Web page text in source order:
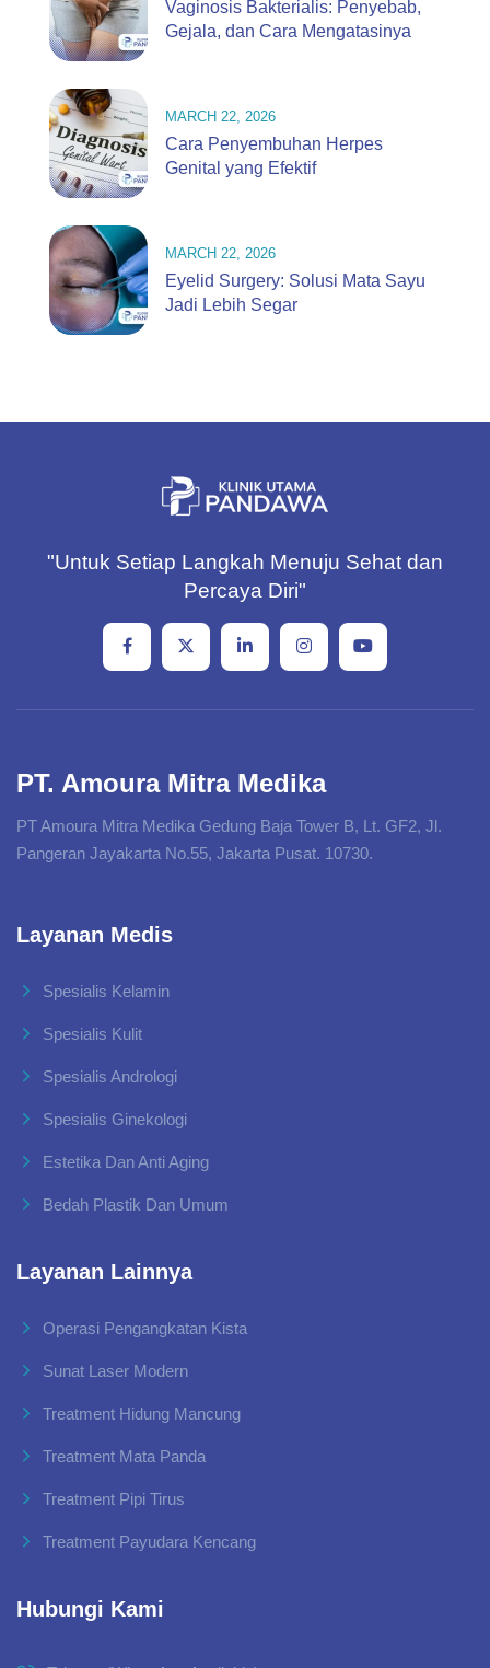
Vaginosis Bakterialis: Penyebab,
Gejala, dan Cara Mengatasinya
MARCH 22, 2026
Cara Penyembuhan Herpes
Genital yang Efektif
MARCH 22, 2026
Eyelid Surgery: Solusi Mata Sayu
Jadi Lebih Segar
"Untuk Setiap Langkah Menuju Sehat dan
Percaya Diri"
PT. Amoura Mitra Medika
PT Amoura Mitra Medika Gedung Baja Tower B, Lt. GF2, Jl.
Pangeran Jayakarta No.55, Jakarta Pusat. 10730.
Layanan Medis
Spesialis Kelamin
Spesialis Kulit
Spesialis Andrologi
Spesialis Ginekologi
Estetika Dan Anti Aging
Bedah Plastik Dan Umum
Layanan Lainnya
Operasi Pengangkatan Kista
Sunat Laser Modern
Treatment Hidung Mancung
Treatment Mata Panda
Treatment Pipi Tirus
Treatment Payudara Kencang
Hubungi Kami